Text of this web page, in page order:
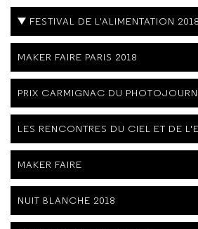
FESTIVAL DE L'ALIMENTATION 2018
MAKER FAIRE PARIS 2018
PRIX CARMIGNAC DU
LES RENCONTRES DU CIEL ET DE
MAKER FAIRE
NUIT BLANCHE 2018